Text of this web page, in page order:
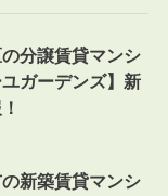
分譲賃貸マンシ
ガーデンズ】新
新築賃貸マンシ